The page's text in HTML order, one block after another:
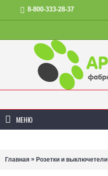
8-800-333-28-37
МЕНЮ
Главная » Розетки и выключетели